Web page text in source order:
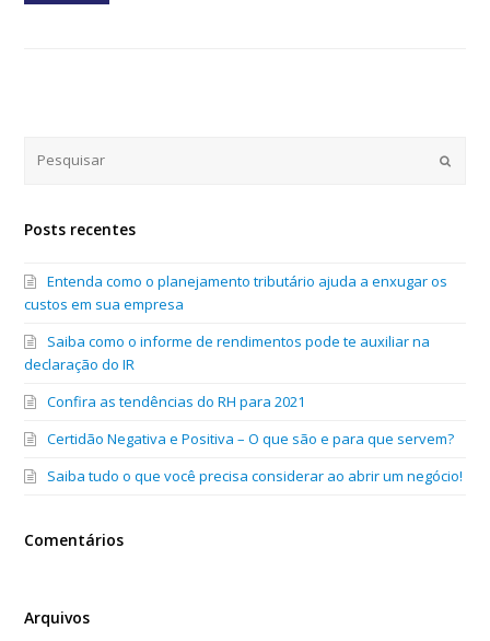
Submit
Posts recentes
Entenda como o planejamento tributário ajuda a enxugar os
custos em sua empresa
Saiba como o informe de rendimentos pode te auxiliar na
declaração do IR
Confira as tendências do RH para 2021
Certidão Negativa e Positiva – O que são e para que servem?
Saiba tudo o que você precisa considerar ao abrir um negócio!
Comentários
Arquivos